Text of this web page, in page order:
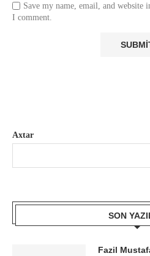
Save my name, email, and
I comment.
Axtar
SON
Fazil